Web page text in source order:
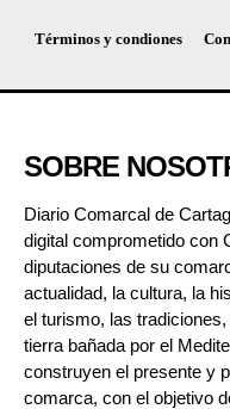
Términos y condiones
SOBRE
Diario Comarcal de
digital comprometido con
diputaciones de su
actualidad, la cultura, la
el turismo, las
tierra bañada por el
construyen el presente y
comarca, con el objetivo